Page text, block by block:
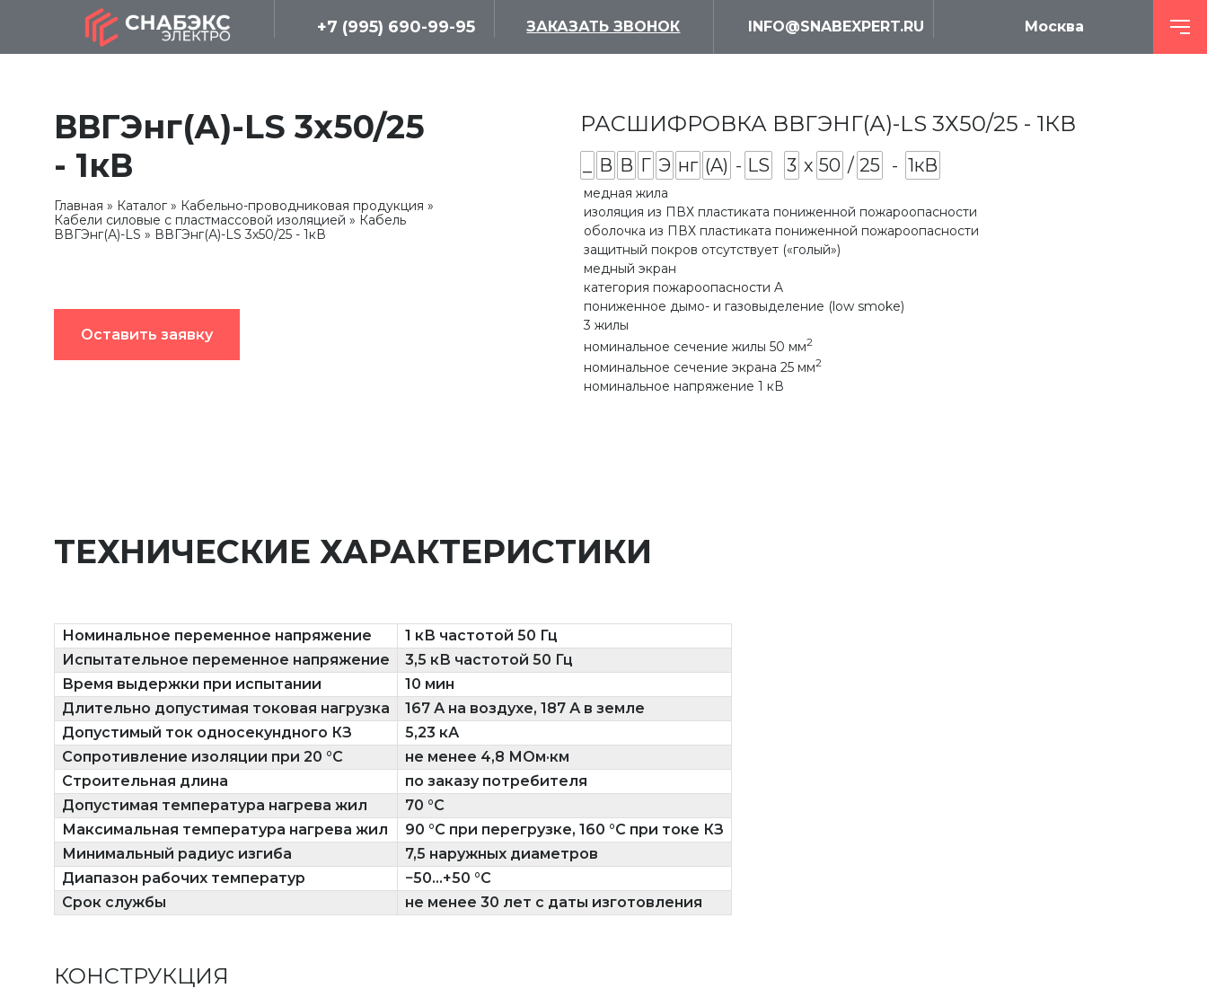
+7 (995) 690-99-95 ЗАКАЗАТЬ ЗВОНОК INFO@SNABEXPERT.RU Москва
ВВГЭнг(А)-LS 3х50/25
- 1кВ
Главная Каталог
Кабельно-проводниковая продукция
Кабели силовые с пластмассовой изоляцией
Кабель
ВВГЭнг(А)-LS
ВВГЭнг(А)-LS 3х50/25 - 1кВ
Оставить заявку
РАСШИФРОВКА ВВГЭНГ(А)-LS 3Х50/25 - 1КВ
В В Г Э нг (A) - LS 3 х 50 / 25 - 1кВ
медная жила
изоляция из ПВХ пластиката пониженной пожароопасности
оболочка из ПВХ пластиката пониженной пожароопасности
защитный покров отсутствует («голый»)
медный экран
категория пожароопасности A
пониженное дымо- и газовыделение (low smoke)
3 жилы
номинальное сечение жилы 50 мм2
номинальное сечение экрана 25 мм2
номинальное напряжение 1 кВ
ТЕХНИЧЕСКИЕ ХАРАКТЕРИСТИКИ
Номинальное переменное напряжение
1 кВ частотой 50 Гц
Испытательное переменное напряжение
3,5 кВ частотой 50 Гц
Время выдержки при испытании
10 мин
Длительно допустимая токовая нагрузка
167 А на воздухе, 187 А в земле
Допустимый ток односекундного КЗ
5,23 кА
Сопротивление изоляции при 20 °C
не менее 4,8 МОм·км
Строительная длина
по заказу потребителя
Допустимая температура нагрева жил
70 °C
Максимальная температура нагрева жил
90 °C при перегрузке, 160 °C при токе КЗ
Минимальный радиус изгиба
7,5 наружных диаметров
Диапазон рабочих температур
−50...+50 °C
Срок службы
не менее 30 лет с даты изготовления
КОНСТРУКЦИЯ